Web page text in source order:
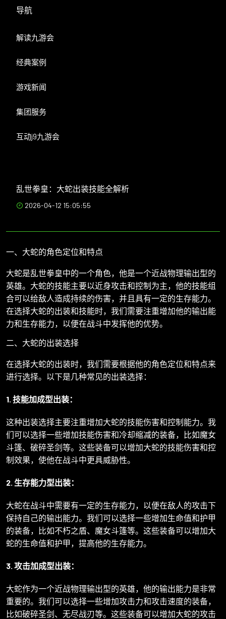
导航
解读九游会
经典案例
游戏新闻
集团服务
互动j9九游会
乱世拳皇：大蛇出装技能全解析
2026-04-12 15:05:55
一、大蛇的角色定位和特点
大蛇是乱世拳皇中的一个角色，他是一个近战物理输出型的
英雄。大蛇的技能主要以近身攻击和控制为主，他的技能组
合可以给敌人造成持续的伤害，并且具有一定的生存能力。
在选择大蛇的出装和技能时，我们需要注重增加他的输出能
力和生存能力，以便在战斗中发挥他的优势。
二、大蛇的出装选择
在选择大蛇的出装时，我们需要根据他的角色定位和特点来
进行选择。以下是几种常见的出装选择：
1. 技能加成型出装：
这种出装选择主要注重增加大蛇的技能伤害和控制能力。我
们可以选择一些增加技能伤害和冷却缩减的装备，比如魔女
斗篷、破碎圣剑等。这些装备可以增加大蛇的技能伤害和控
制效果，使他在战斗中更具威胁性。
2. 生存能力型出装：
大蛇在战斗中需要有一定的生存能力，以便在敌人的攻击下
保持自己的输出能力。我们可以选择一些增加生命值和护甲
的装备，比如不朽之盾、魔女斗篷等。这些装备可以增加大
蛇的生命值和护甲，提高他的生存能力。
3. 攻击加成型出装：
大蛇作为一个近战物理输出型的英雄，他的输出能力是非常
重要的。我们可以选择一些增加攻击力和攻击速度的装备，
比如破碎圣剑、无尽战刃等。这些装备可以增加大蛇的攻击